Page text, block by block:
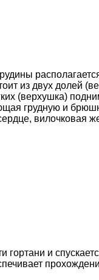
из двух долей
(верхушка)
грудную и
вилочковая
и